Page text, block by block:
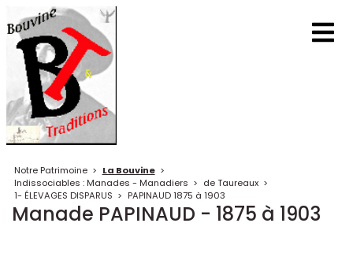
Notre Patrimoine > La Bouvine >
Indissociables : Manades - Manadiers > de Taureaux >
1- ÉLEVAGES DISPARUS > PAPINAUD 1875 à 1903
Manade PAPINAUD - 1875 à 1903